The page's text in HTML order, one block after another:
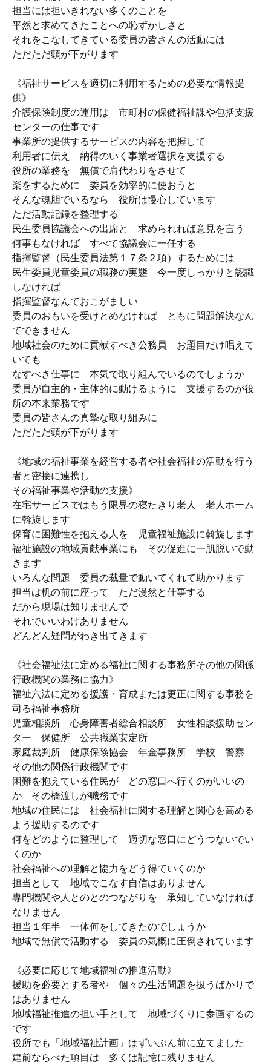
担当には担いきれない多くのことを
平然と求めてきたことへの恥ずかしさと
それをこなしてきている委員の皆さんの活動には
ただただ頭が下がります
《福祉サービスを適切に利用するための必要な情報提
供》
介護保険制度の運用は 市町村の保健福祉課や包括支援
センターの仕事です
事業所の提供するサービスの内容を把握して
利用者に伝え 納得のいく事業者選択を支援する
役所の業務を 無償で肩代わりをさせて
楽をするために 委員を効率的に使おうと
そんな魂胆でいるなら 役所は慢心しています
ただ活動記録を整理する
民生委員協議会への出席と 求められれば意見を言う
何事もなければ すべて協議会に一任する
指揮監督（民生委員法第１７条２項）するためには
民生委員児童委員の職務の実態 今一度しっかりと認識
しなければ
指揮監督なんておこがましい
委員のおもいを受けとめなければ ともに問題解決なん
てできません
地域社会のために貢献すべき公務員 お題目だけ唱えて
いても
なすべき仕事に 本気で取り組んでいるのでしょうか
委員が自主的・主体的に動けるように 支援するのが役
所の本来業務です
委員の皆さんの真摯な取り組みに
ただただ頭が下がります
《地域の福祉事業を経営する者や社会福祉の活動を行う
者と密接に連携し
その福祉事業や活動の支援》
在宅サービスではもう限界の寝たきり老人 老人ホーム
に斡旋します
保育に困難性を抱える人を 児童福祉施設に斡旋します
福祉施設の地域貢献事業にも その促進に一肌脱いで動
きます
いろんな問題 委員の裁量で動いてくれて助かります
担当は机の前に座って ただ漫然と仕事する
だから現場は知りませんで
それでいいわけありません
どんどん疑問がわき出てきます
《社会福祉法に定める福祉に関する事務所その他の関係
行政機関の業務に協力》
福祉六法に定める援護・育成または更正に関する事務を
司る福祉事務所
児童相談所 心身障害者総合相談所 女性相談援助セン
ター 保健所 公共職業安定所
家庭裁判所 健康保険協会 年金事務所 学校 警察
その他の関係行政機関です
困難を抱えている住民が どの窓口へ行くのがいいの
か その橋渡しが職務です
地域の住民には 社会福祉に関する理解と関心を高める
よう援助するのです
何をどのように整理して 適切な窓口にどうつないでい
くのか
社会福祉への理解と協力をどう得ていくのか
担当として 地域でこなす自信はありません
専門機関や人とのとのつながりを 承知していなければ
なりません
担当１年半 一体何をしてきたのでしょうか
地域で無償で活動する 委員の気概に圧倒されています
《必要に応じて地域福祉の推進活動》
援助を必要とする者や 個々の生活問題を扱うばかりで
はありません
地域福祉推進の担い手として 地域づくりに参画するの
です
役所でも「地域福祉計画」はずいぶん前に立てました
建前ならべた項目は 多くは記憶に残りません